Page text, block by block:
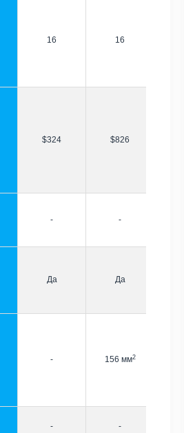
16 16
$324 $826
- -
Да Да
- 156 мм2
- -